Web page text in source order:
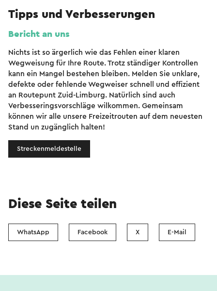
Tipps und Verbesserungen
Bericht an uns
Nichts ist so ärgerlich wie das Fehlen einer klaren
Wegweisung für Ihre Route. Trotz ständiger Kontrollen
kann ein Mangel bestehen bleiben. Melden Sie unklare,
defekte oder fehlende Wegweiser schnell und effizient
an Routepunt Zuid-Limburg. Natürlich sind auch
Verbesseringsvorschläge wilkommen. Gemeinsam
können wir alle unsere Freizeitrouten auf dem neuesten
Stand un zugänglich halten!
Streckenmeldestelle
Diese Seite teilen
WhatsApp Facebook X E-Mail